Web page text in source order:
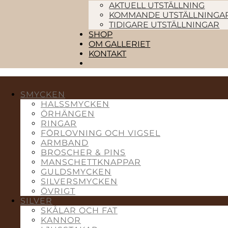
AKTUELL UTSTÄLLNING
KOMMANDE
TIDIGARE UTSTÄLLNINGAR
SHOP
OM GALLERIET
KONTAKT
SMYCKEN
HALSSMYCKEN
ÖRHÄNGEN
RINGAR
FÖRLOVNING OCH VIGSEL
ARMBAND
BROSCHER & PINS
MANSCHETTKNAPPAR
GULDSMYCKEN
SILVERSMYCKEN
ÖVRIGT
SILVER
SKÅLAR OCH FAT
KANNOR